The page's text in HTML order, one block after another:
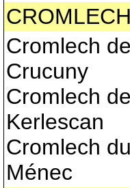
CROMLECH
Cromlech de
Crucuny
Cromlech de
Kerlescan
Cromlech du
Ménec